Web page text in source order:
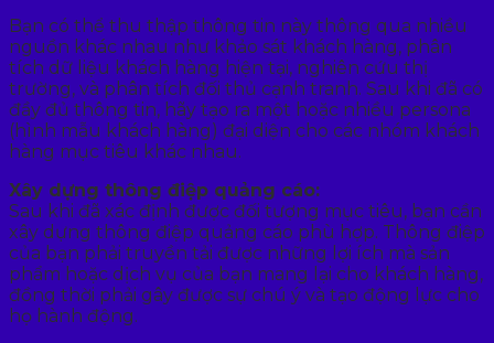
Bạn có thể thu thập thông tin này thông qua nhiều
nguồn khác nhau như khảo sát khách hàng, phân
tích dữ liệu khách hàng hiện tại, nghiên cứu thị
trường, và phân tích đối thủ cạnh tranh. Sau khi đã có
đầy đủ thông tin, hãy tạo ra một hoặc nhiều persona
(hình mẫu khách hàng) đại diện cho các nhóm khách
hàng mục tiêu khác nhau.
Xây dựng thông điệp quảng cáo:
Sau khi đã xác định được đối tượng mục tiêu, bạn cần
xây dựng thông điệp quảng cáo phù hợp. Thông điệp
của bạn phải truyền tải được những lợi ích mà sản
phẩm hoặc dịch vụ của bạn mang lại cho khách hàng,
đồng thời phải gây được sự chú ý và tạo động lực cho
họ hành động.